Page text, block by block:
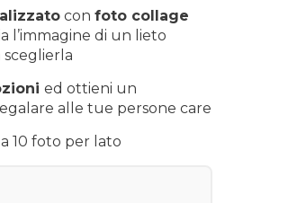
€.
con foto collage
l’immagine di un lieto
sceglierla
ed ottieni un
alle tue persone care
10 foto per lato